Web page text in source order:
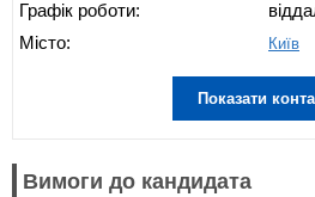
Графік роботи:
Місто:
Київ
Показати
Вимоги до кандидата